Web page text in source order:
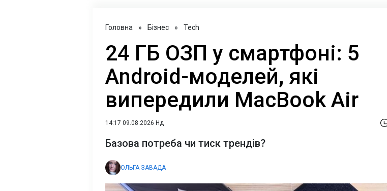
Головна » Бізнес » Tech
24 ГБ ОЗП у смартфоні: 5
Android-моделей, які
випередили MacBook Air
14:17 09.08.2026 Нд
Базова потреба чи тиск трендів?
ОЛЬГА ЗАВАДА